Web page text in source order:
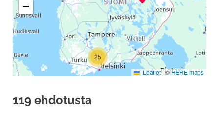
25
−
Leaflet|©HERE maps
119 ehdotusta